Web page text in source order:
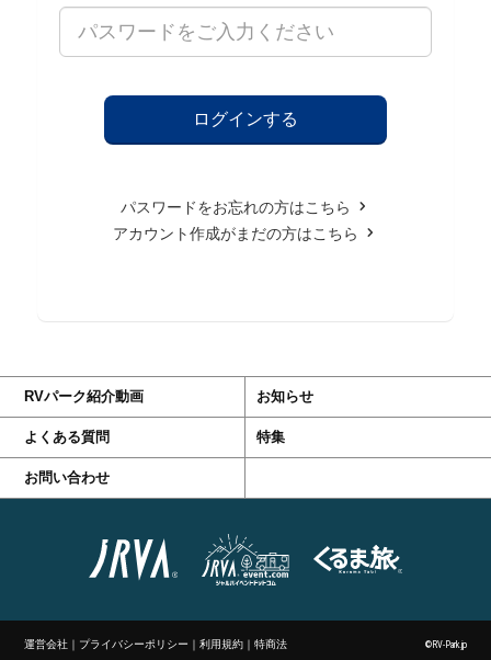
パスワードをお忘れの方はこちら
アカウント作成がまだの方はこちら
RVパーク紹介動画 お知らせ
よくある質問 特集
お問い合わせ
運営会社 ｜ プライバシーポリシー ｜利用規約 ｜特商法 ©RV-Park.jp